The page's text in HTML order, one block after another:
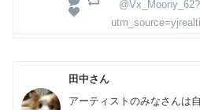
@Vx_Moony_62?
田中さん
アーティストのみなさんは